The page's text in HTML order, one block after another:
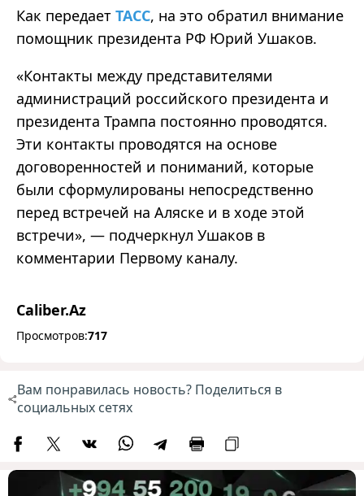
Как передает ТАСС, на это обратил внимание
помощник президента РФ Юрий Ушаков.
«Контакты между представителями
администраций российского президента и
президента Трампа постоянно проводятся.
Эти контакты проводятся на основе
договоренностей и пониманий, которые
были сформулированы непосредственно
перед встречей на Аляске и в ходе этой
встречи», — подчеркнул Ушаков в
комментарии Первому каналу.
Caliber.Az
Просмотров:717
Вам понравилась новость? Поделиться в
социальных сетях